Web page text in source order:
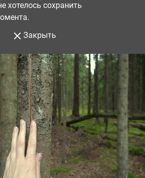
хотелось сохранить
Закрыть